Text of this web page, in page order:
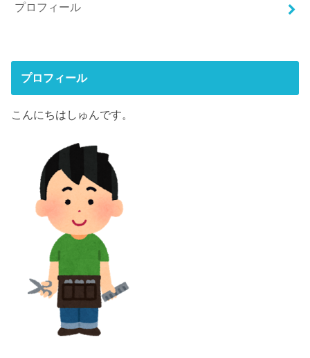
プロフィール
プロフィール
こんにちはしゅんです。